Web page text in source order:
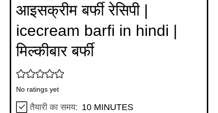
आइसक्रीम बर्फी रेसिपी |
icecream barfi in hindi |
मिल्कीबार बर्फी
No ratings yet
तैयारी का समय: 10MINUTES
MINUTES